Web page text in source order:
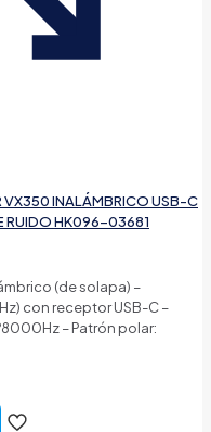
VX350 INALÁMBRICO USB-C
RUIDO HK096-03681
(de solapa) –
con receptor USB-C –
– Patrón polar: